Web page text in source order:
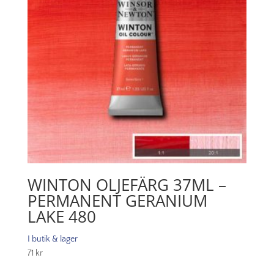
WINTON OLJEFÄRG 37ML –
PERMANENT GERANIUM
LAKE 480
I butik & lager
71 kr